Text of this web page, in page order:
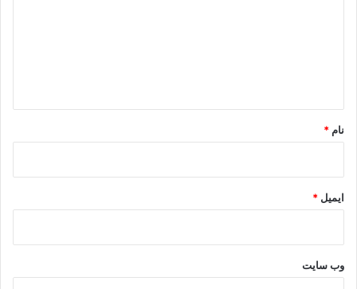
نام *
ایمیل *
وب‌ سایت